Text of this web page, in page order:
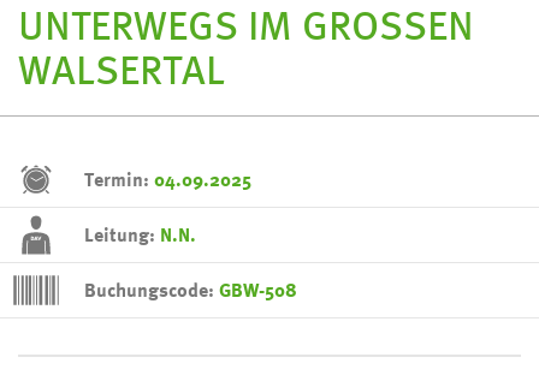
UNTERWEGS IM GROSSEN W
ALSERTAL
Termin: 04.09.2025
Leitung: N.N.
Buchungscode: GBW-508